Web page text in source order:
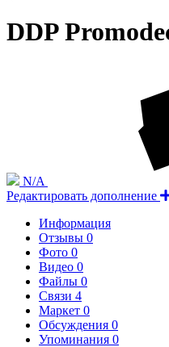
DDP
N/A
Редактировать дополнение
Информация
Отзывы 0
Фото 0
Видео 0
Файлы 0
Связи 4
Маркет 0
Обсуждения 0
Упоминания 0